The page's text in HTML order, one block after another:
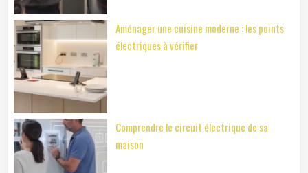
Aménager une cuisine moderne : les points
électriques à vérifier
Comprendre le circuit électrique de sa
maison